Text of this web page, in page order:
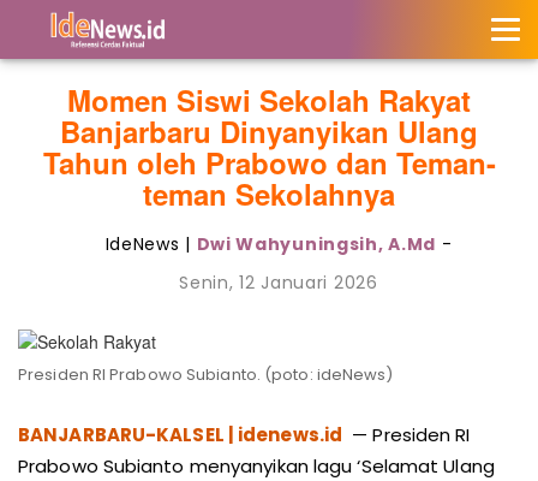
Momen Siswi Sekolah Rakyat
Banjarbaru Dinyanyikan Ulang
Tahun oleh Prabowo dan Teman-
teman Sekolahnya
IdeNews | Dwi Wahyuningsih, A.Md -
Senin, 12 Januari 2026
Presiden RI Prabowo Subianto. (poto: ideNews)
BANJARBARU-KALSEL | idenews.id — Presiden RI
Prabowo Subianto menyanyikan lagu ‘Selamat Ulang